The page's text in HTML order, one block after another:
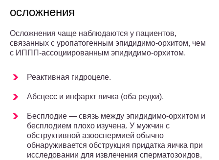
осложнения
Осложнения чаще наблюдаются у пациентов,
связанных с уропатогенным эпидидимо-орхитом, чем
с ИППП-ассоциированным эпидидимо-орхитом.
Реактивная гидроцеле.
Абсцесс и инфаркт яичка (оба редки).
Бесплодие — связь между эпидидимо-орхитом и
бесплодием плохо изучена. У мужчин с
обструктивной азооспермией обычно
обнаруживается обструкция придатка яичка при
исследовании для извлечения сперматозоидов,